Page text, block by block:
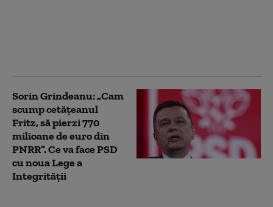
Sorin Grindeanu: „Cam
scump cetățeanul
Fritz, să pierzi 770
milioane de euro din
PNRR”. Ce va face PSD
cu noua Lege a
Integrității